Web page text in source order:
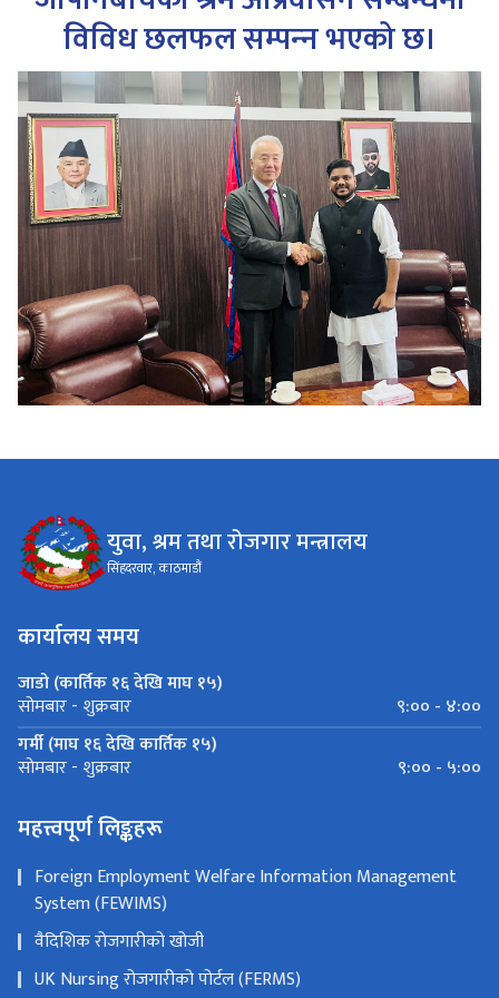
विविध छलफल सम्पन्‍न भएको छ।
युवा, श्रम तथा रोजगार मन्त्रालय
सिंहदरवार, काठमाडौं
कार्यालय समय
जाडो (कार्तिक १६ देखि माघ १५)
सोमबार - शुक्रबार
९:०० - ४:००
गर्मी (माघ १६ देखि कार्तिक १५)
सोमबार - शुक्रबार ९:०० - ५:००
महत्त्वपूर्ण लिङ्कहरू
Foreign Employment Welfare Information Management
System (FEWIMS)
वैदिशिक रोजगारीको खोजी
UK Nursing रोजगारीको पोर्टल (FERMS)